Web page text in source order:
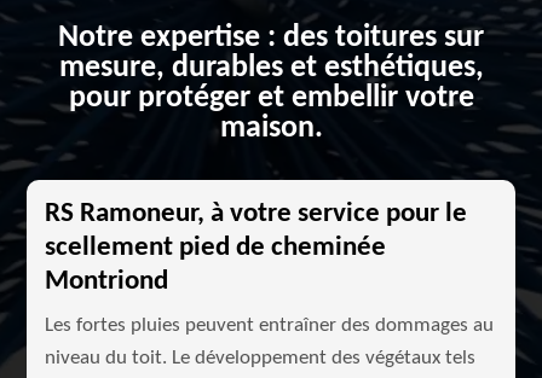
Notre expertise : des toitures sur
mesure, durables et esthétiques,
pour protéger et embellir votre
maison.
RS Ramoneur, à votre service pour le
scellement pied de cheminée
Montriond
Les fortes pluies peuvent entraîner des dommages au
niveau du toit. Le développement des végétaux tels